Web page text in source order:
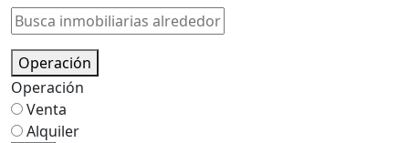
Operación
Operación
Venta
Alquiler